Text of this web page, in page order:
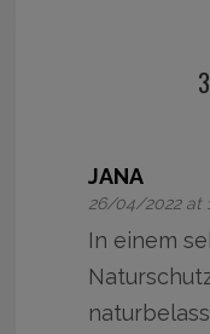
JANA
26/04/2022 at
In einem